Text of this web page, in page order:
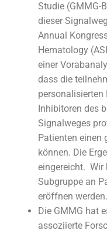
Studie (GMMG-
dieser
Annual
Hematology
einer
dass die
Inhibitoren des
Signalweges
Patienten einen
können. Die
eingereicht. Wir
Subgruppe an
eröffnen werden.
Die GMMG hat
assoziierte